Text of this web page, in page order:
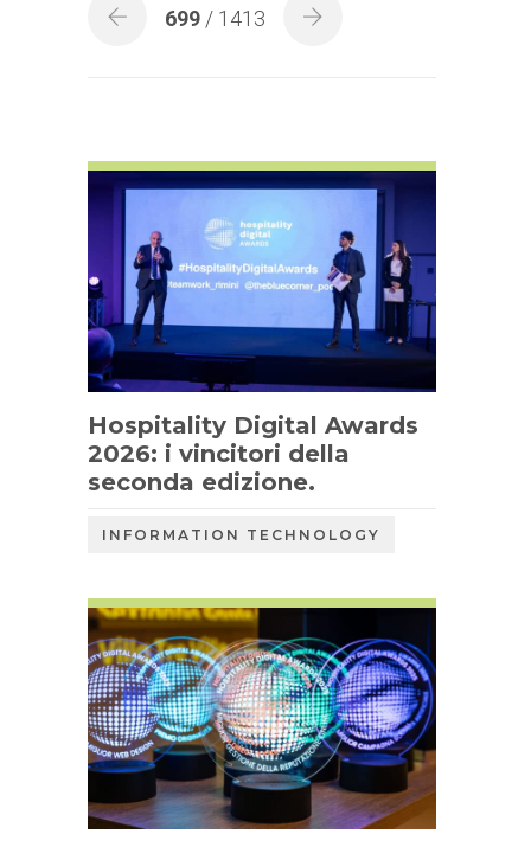
699 / 1413
Hospitality Digital Awards
2026: i vincitori della
seconda edizione.
INFORMATION TECHNOLOGY